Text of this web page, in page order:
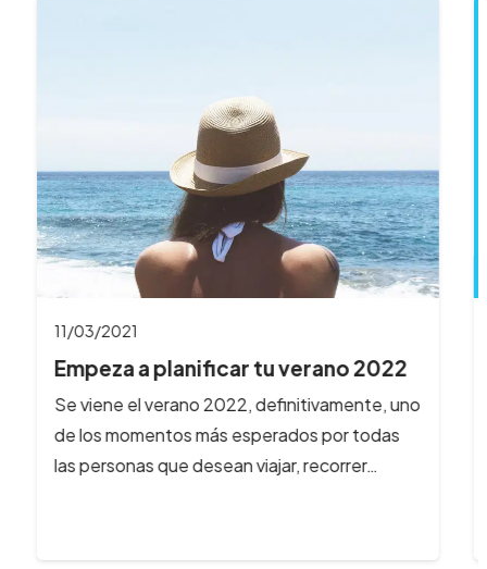
11/03/2021
Empeza a planificar tu verano 2022
Se viene el verano 2022, definitivamente, uno
de los momentos más esperados por todas
las personas que desean viajar, recorrer…